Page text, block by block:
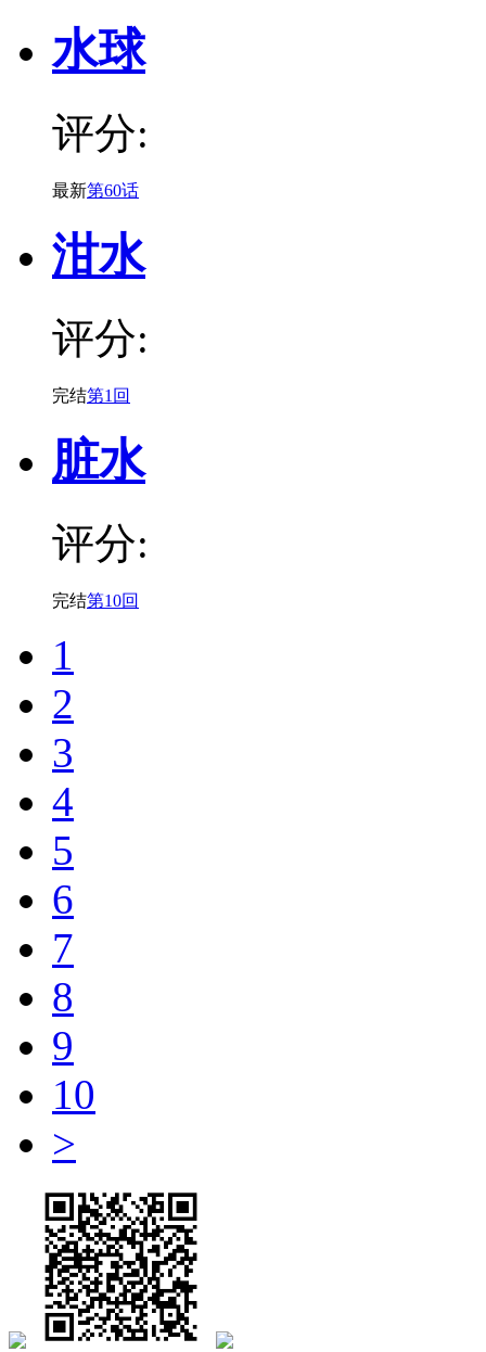
水球
评分:
最新第60话
泔水
评分:
完结第1回
脏水
评分:
完结第10回
1
2
3
4
5
6
7
8
9
10
>